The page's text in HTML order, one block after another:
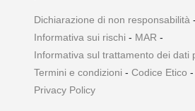
Dichiarazione di non responsabilità -
Informativa sui rischi - MAR -
Informativa sul trattamento dei dati
Termini e condizioni - Codice Etico -
Privacy Policy